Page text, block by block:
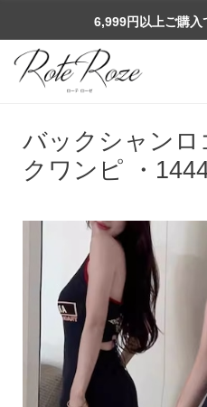
6,999円以上ご購入
バックシャンロ
クワンピ ・